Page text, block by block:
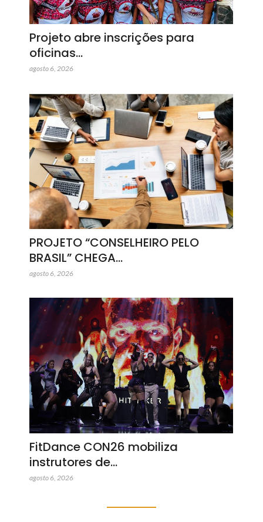
Projeto abre inscrições para
oficinas…
agosto 6, 2026
PROJETO “CONSELHEIRO PELO
BRASIL” CHEGA…
agosto 6, 2026
FitDance CON26 mobiliza
instrutores de…
agosto 6, 2026